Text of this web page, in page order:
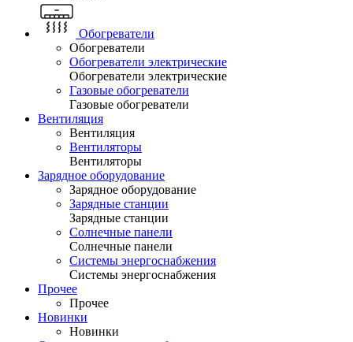
Обогреватели
Обогреватели
Обогреватели электрические
Обогреватели электрические
Газовые обогреватели
Газовые обогреватели
Вентиляция
Вентиляция
Вентиляторы
Вентиляторы
Зарядное оборудование
Зарядное оборудование
Зарядные станции
Зарядные станции
Солнечные панели
Солнечные панели
Системы энергоснабжения
Системы энергоснабжения
Прочее
Прочее
Новинки
Новинки